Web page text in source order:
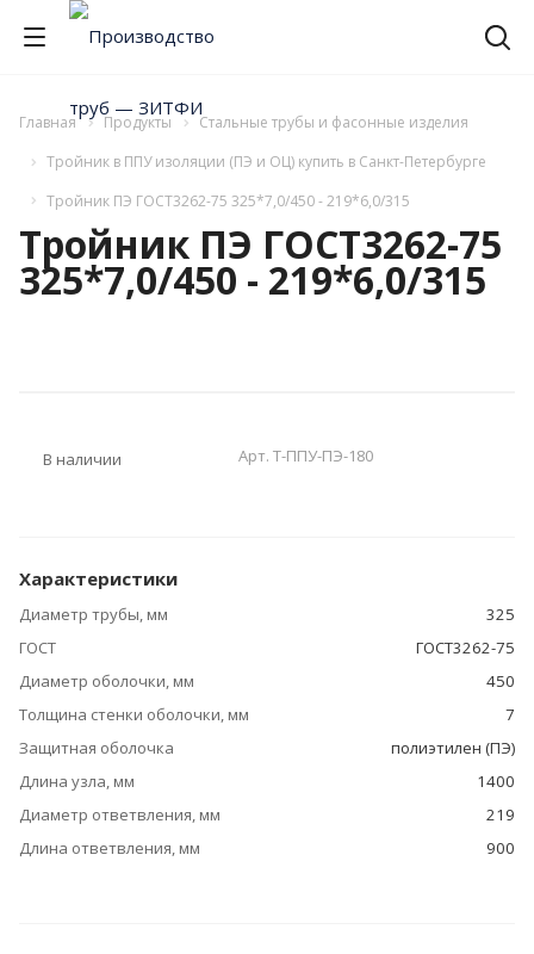
Главная Продукты
Стальные трубы и фасонные изделия
Тройник в ППУ изоляции (ПЭ и ОЦ) купить в Санкт-Петербурге
Тройник ПЭ ГОСТ3262-75 325*7,0/450 - 219*6,0/315
Тройник ПЭ ГОСТ3262-75
325*7,0/450 - 219*6,0/315
В наличии Арт. T-ППУ-ПЭ-180
Характеристики
Диаметр трубы, мм
325
ГОСТ
ГОСТ3262-75
Диаметр оболочки, мм
450
Толщина стенки оболочки, мм
7
Защитная оболочка
полиэтилен (ПЭ)
Длина узла, мм
1400
Диаметр ответвления, мм
219
Длина ответвления, мм
900